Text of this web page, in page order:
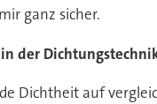
ganz sicher.
der
Dichtheit auf